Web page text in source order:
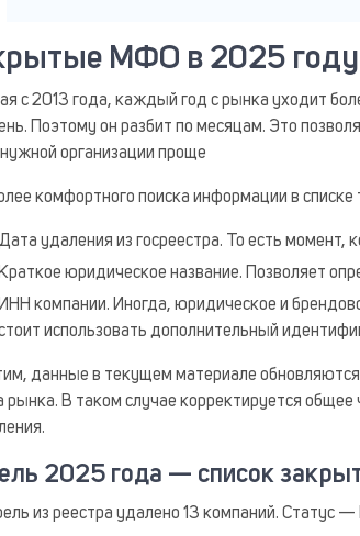
МФО в 2025
с 2013 года, каждый год с рынка уходит
Поэтому он разбит по месяцам. Это
организации проще
комфортного поиска информации в списке
удаления из госреестра. То есть
юридическое название. Позволяет
компании. Иногда, юридическое и
использовать дополнительный
данные в текущем материале обновляются
рынка. В таком случае корректируется
2025 года — список
из реестра удалено 13 компаний. Статус